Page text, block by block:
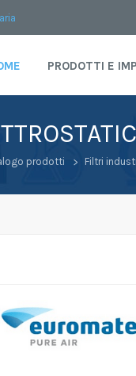
PRODOTTI E
prodotti Filtri